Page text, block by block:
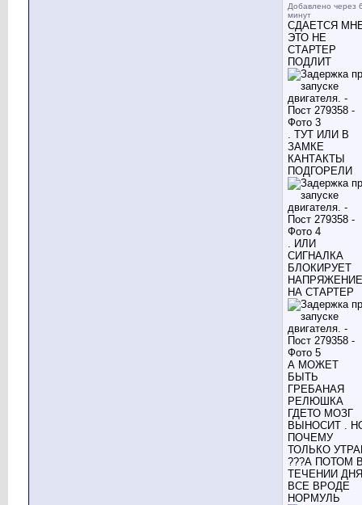
Добавлено через
минут
СДАЕТСЯ
ЭТО НЕ
СТАРТЕР
ПОДЛИТ
. ТУТ ИЛИ В
ЗАМКЕ
КАНТАКТЫ
ПОДГОРЕЛИ
. ИЛИ
СИГНАЛКА
БЛОКИРУЕТ
НАПРЯЖЕНИЕ
НА СТАРТЕР
А МОЖЕТ
БЫТЬ
ГРЕБАНАЯ
РЕЛЮШКА
ГДЕТО МОЗГ
ВЫНОСИТ .
ПОЧЕМУ
ТОЛЬКО
???А ПОТОМ
ТЕЧЕНИИ ДНЯ
ВСЕ ВРОДЕ
НОРМУЛЬ